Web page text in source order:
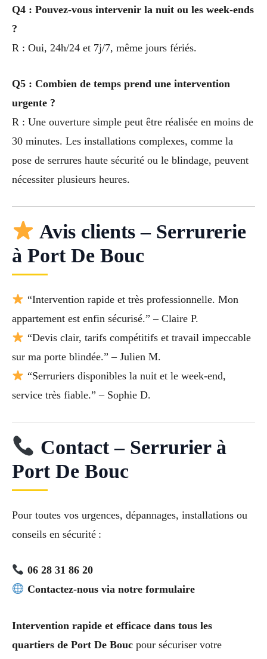
Q4 : Pouvez-vous intervenir la nuit ou les week-ends
?
R : Oui, 24h/24 et 7j/7, même jours fériés.
Q5 : Combien de temps prend une intervention
urgente ?
R : Une ouverture simple peut être réalisée en moins de
30 minutes. Les installations complexes, comme la
pose de serrures haute sécurité ou le blindage, peuvent
nécessiter plusieurs heures.
Avis clients – Serrurerie
à Port De Bouc
“Intervention rapide et très professionnelle. Mon
appartement est enfin sécurisé.” – Claire P.
“Devis clair, tarifs compétitifs et travail impeccable
sur ma porte blindée.” – Julien M.
“Serruriers disponibles la nuit et le week-end,
service très fiable.” – Sophie D.
Contact – Serrurier à
Port De Bouc
Pour toutes vos urgences, dépannages, installations ou
conseils en sécurité :
06 28 31 86 20
Contactez-nous via notre formulaire
Intervention rapide et efficace dans tous les
quartiers de Port De Bouc pour sécuriser votre